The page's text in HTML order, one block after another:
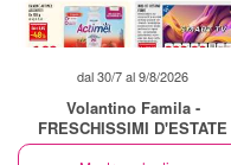
dal 30/7 al 9/8/2026
Volantino Famila -
FRESCHISSIMI D'ESTATE